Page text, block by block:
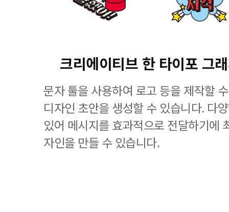
크리에이티브 한 타이포 그
문자 툴을 사용하여 로고 등을 제작할
디자인 초안을 생성할 수 있습니다. 다
있어 메시지를 효과적으로 전달하기에
자인을 만들 수 있습니다.